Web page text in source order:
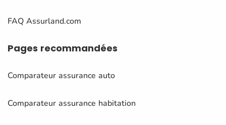
FAQ Assurland.com
Pages recommandées
Comparateur assurance auto
Comparateur assurance habitation